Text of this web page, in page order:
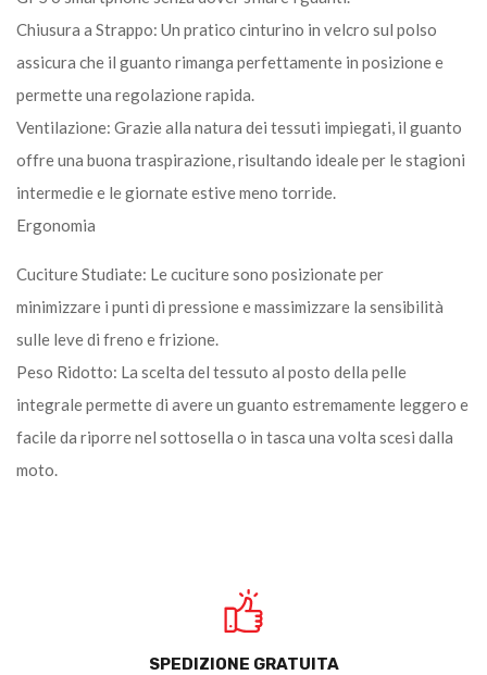
Chiusura a Strappo: Un pratico cinturino in velcro sul polso
assicura che il guanto rimanga perfettamente in posizione e
permette una regolazione rapida.
Ventilazione: Grazie alla natura dei tessuti impiegati, il guanto
offre una buona traspirazione, risultando ideale per le stagioni
intermedie e le giornate estive meno torride.
Ergonomia
Cuciture Studiate: Le cuciture sono posizionate per
minimizzare i punti di pressione e massimizzare la sensibilità
sulle leve di freno e frizione.
Peso Ridotto: La scelta del tessuto al posto della pelle
integrale permette di avere un guanto estremamente leggero e
facile da riporre nel sottosella o in tasca una volta scesi dalla
moto.
SPEDIZIONE GRATUITA